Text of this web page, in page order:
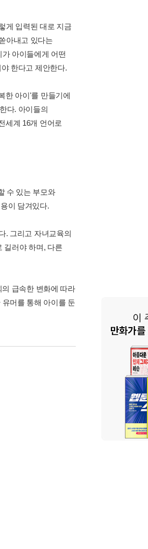
게 입력된 대로 지금
아내고 있다는
아이들에게 어떤
한다고 제안한다.
한 아이'를 만들기에
다. 아이들의
세계 16개 언어로
수 있는 부모와
이 담겨있다.
. 그리고 자녀교육의
길러야 하며, 다른
급속한 변화에 따라
머를 통해 아이를 둔